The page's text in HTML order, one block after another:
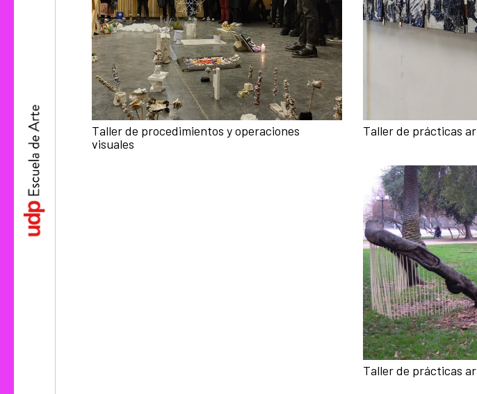
Taller de procedimientos y operaciones
visuales
Taller de prácticas
Taller de prácticas